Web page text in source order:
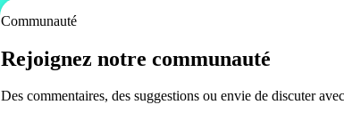
Communauté
Rejoignez notre communauté
Des commentaires, des suggestions ou envie de discuter